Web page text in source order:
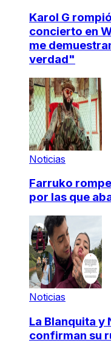
Karol G
concierto en
me
verdad"
Noticias
Farruko
por las que
Noticias
La Blanquita y
confirman su